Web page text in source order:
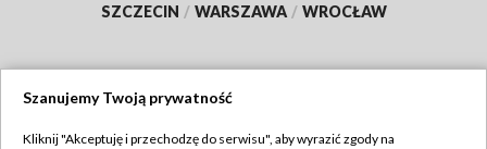
SZCZECIN / WARSZAWA / WROCŁAW
Szanujemy Twoją prywatność
Kliknij "Akceptuję i przechodzę do serwisu", aby wyrazić zgody na